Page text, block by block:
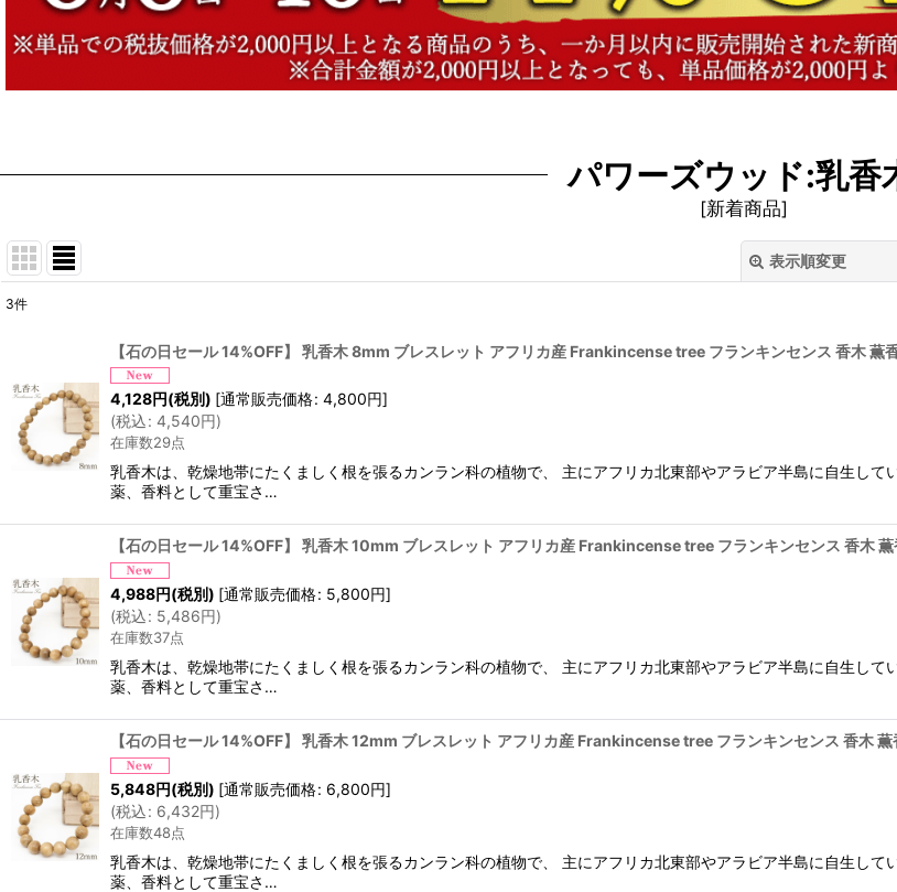
パワーズウッド:乳香
[新着商品]
表示順変更
並び順:
3件
【石の日セール 14%OFF】 乳香木 8mm ブレスレット アフリカ産 Frankincense tree フランキンセンス 香木 薫
4,128円(税別) [通常販売価格: 4,800円]
(税込: 4,540円)
在庫数29点
乳香木は、乾燥地帯にたくましく根を張るカンラン科の植物で、 主にアフリカ北東部やアラビア半島に自生し
薬、香料として重宝さ…
【石の日セール 14%OFF】 乳香木 10mm ブレスレット アフリカ産 Frankincense tree フランキンセンス 香木
4,988円(税別) [通常販売価格: 5,800円]
(税込: 5,486円)
在庫数37点
乳香木は、乾燥地帯にたくましく根を張るカンラン科の植物で、 主にアフリカ北東部やアラビア半島に自生し
薬、香料として重宝さ…
【石の日セール 14%OFF】 乳香木 12mm ブレスレット アフリカ産 Frankincense tree フランキンセンス 香木
5,848円(税別) [通常販売価格: 6,800円]
(税込: 6,432円)
在庫数48点
乳香木は、乾燥地帯にたくましく根を張るカンラン科の植物で、 主にアフリカ北東部やアラビア半島に自生し
薬、香料として重宝さ…